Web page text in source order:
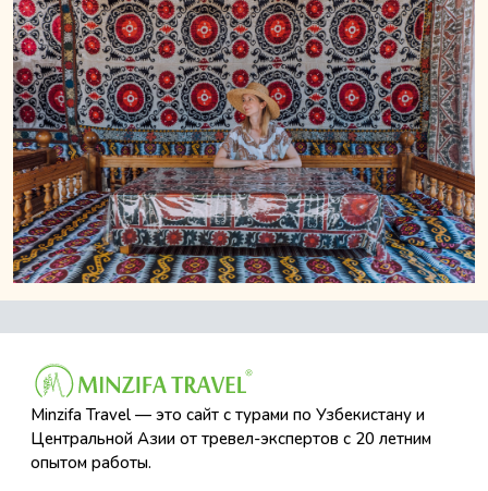
Minzifa Travel — это сайт с турами по Узбекистану и
Центральной Азии от тревел-экспертов с 20 летним
опытом работы.